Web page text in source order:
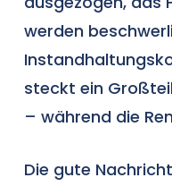
werden
steckt ein
– während die
Die gute